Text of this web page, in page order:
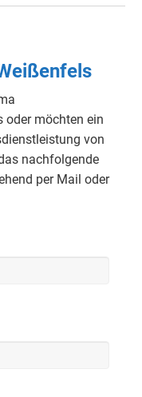
oder möchten ein
von
nachfolgende
per Mail oder